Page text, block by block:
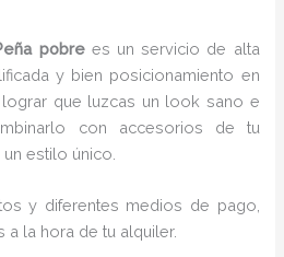
pobre es un servicio de alta
y bien posicionamiento en
que luzcas un look sano e
con accesorios de tu
estilo único.
y diferentes medios de pago,
la hora de tu alquiler.